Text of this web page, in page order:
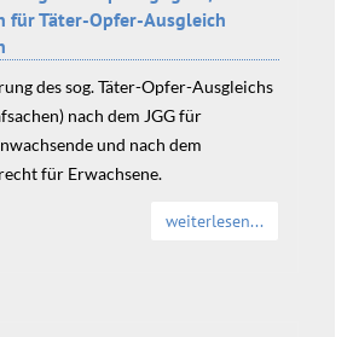
für Täter-Opfer-Ausgleich
des sog. Täter-Opfer-Ausgleichs
nach dem JGG für
und nach dem
für Erwachsene.
weiterlesen...